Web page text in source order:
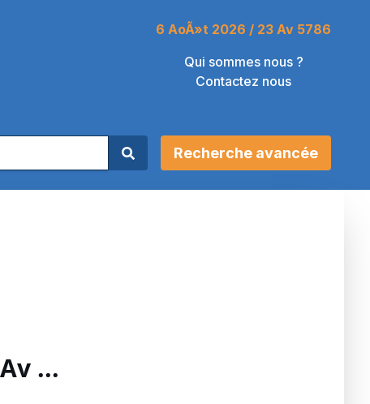
6 AoÃ»t 2026 / 23 Av 5786
Qui sommes nous ?
Contactez nous
Recherche avancée
...